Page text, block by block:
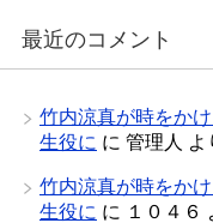
最近のコメント
竹内涼真が時をか
生役に に 管理人 よ
竹内涼真が時をか
生役に に １０４６